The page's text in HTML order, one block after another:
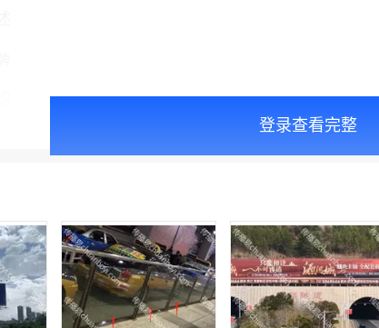
登录查看完整